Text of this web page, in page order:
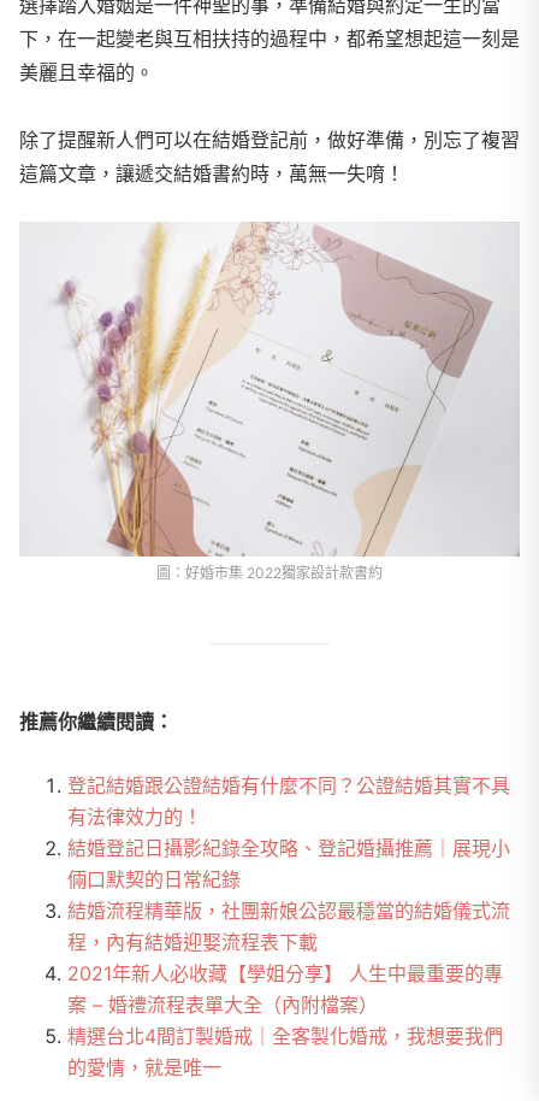
選擇踏入婚姻是一件神聖的事，準備結婚與約定一生的當
下，在一起變老與互相扶持的過程中，都希望想起這一刻是
美麗且幸福的。
除了提醒新人們可以在結婚登記前，做好準備，別忘了複習
這篇文章，讓遞交結婚書約時，萬無一失唷！
圖：好婚市集 2022獨家設計款書約
推薦你繼續閱讀：
登記結婚跟公證結婚有什麼不同？公證結婚其實不具
有法律效力的！
結婚登記日攝影紀錄全攻略、登記婚攝推薦｜展現小
倆口默契的日常紀錄
結婚流程精華版，社團新娘公認最穩當的結婚儀式流
程，內有結婚迎娶流程表下載
2021年新人必收藏【學姐分享】 人生中最重要的專
案 – 婚禮流程表單大全（內附檔案）
精選台北4間訂製婚戒｜全客製化婚戒，我想要我們
的愛情，就是唯一